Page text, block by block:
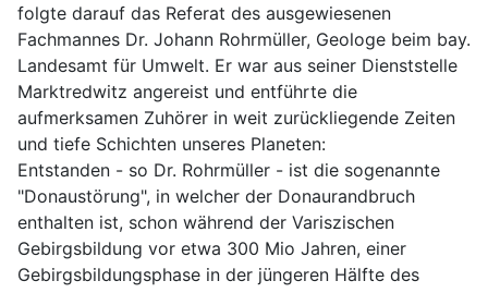
folgte darauf das Referat des ausgewiesenen
Fachmannes Dr. Johann Rohrmüller, Geologe beim bay.
Landesamt für Umwelt. Er war aus seiner Dienststelle
Marktredwitz angereist und entführte die
aufmerksamen Zuhörer in weit zurückliegende Zeiten
und tiefe Schichten unseres Planeten:
Entstanden - so Dr. Rohrmüller - ist die sogenannte
"Donaustörung", in welcher der Donaurandbruch
enthalten ist, schon während der Variszischen
Gebirgsbildung vor etwa 300 Mio Jahren, einer
Gebirgsbildungsphase in der jüngeren Hälfte des